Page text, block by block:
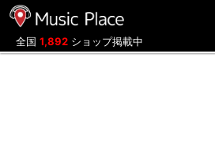
全国 1,892 ショップ掲載中